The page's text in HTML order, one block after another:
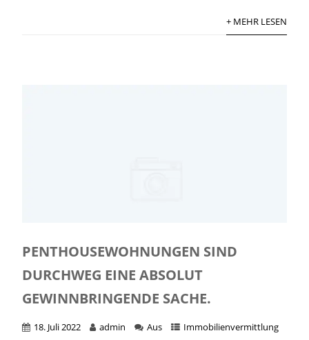
+ MEHR LESEN
PENTHOUSEWOHNUNGEN SIND
DURCHWEG EINE ABSOLUT
GEWINNBRINGENDE SACHE.
18. Juli 2022 admin Aus Immobilienvermittlung